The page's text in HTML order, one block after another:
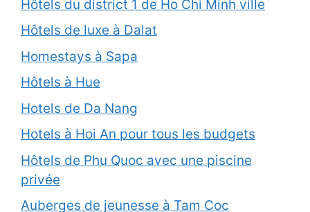
Hôtels du district 1 de Ho Chi Minh ville
Hôtels de luxe à Dalat
Homestays à Sapa
Hôtels à Hue
Hotels de Da Nang
Hotels à Hoi An pour tous les budgets
Hôtels de Phu Quoc avec une piscine
privée
Auberges de jeunesse à Tam Coc